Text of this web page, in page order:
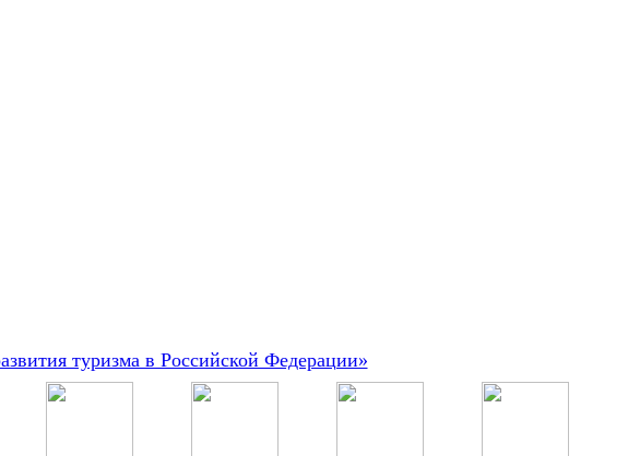
туризма в Российской Федерации»